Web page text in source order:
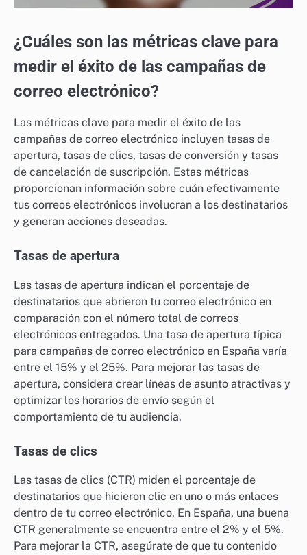
¿Cuáles son las métricas clave para
medir el éxito de las campañas de
correo electrónico?
Las métricas clave para medir el éxito de las
campañas de correo electrónico incluyen tasas de
apertura, tasas de clics, tasas de conversión y tasas
de cancelación de suscripción. Estas métricas
proporcionan información sobre cuán efectivamente
tus correos electrónicos involucran a los destinatarios
y generan acciones deseadas.
Tasas de apertura
Las tasas de apertura indican el porcentaje de
destinatarios que abrieron tu correo electrónico en
comparación con el número total de correos
electrónicos entregados. Una tasa de apertura típica
para campañas de correo electrónico en España varía
entre el 15% y el 25%. Para mejorar las tasas de
apertura, considera crear líneas de asunto atractivas y
optimizar los horarios de envío según el
comportamiento de tu audiencia.
Tasas de clics
Las tasas de clics (CTR) miden el porcentaje de
destinatarios que hicieron clic en uno o más enlaces
dentro de tu correo electrónico. En España, una buena
CTR generalmente se encuentra entre el 2% y el 5%.
Para mejorar la CTR, asegúrate de que tu contenido